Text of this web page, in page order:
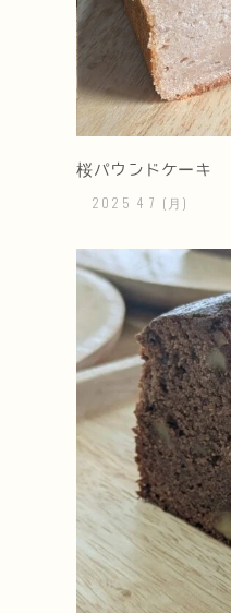
桜パウンドケーキ
2025 4 7 (月)